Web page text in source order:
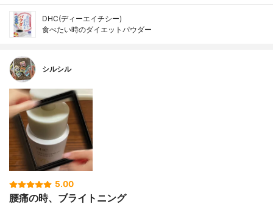
DHC(ディーエイチシー)
食べたい時のダイエットパウダー
シルシル
5.00
腰痛の時、ブライトニング